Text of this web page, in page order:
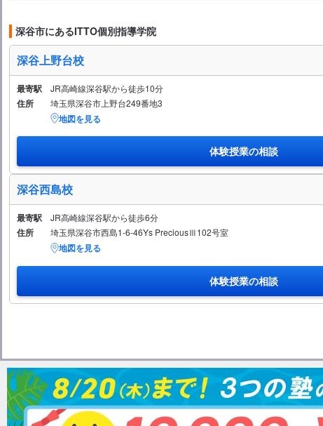
深谷市にあるITTO個別指導学院
深谷上野台校
最寄駅 JR高崎線深谷駅から徒歩10分
住所 埼玉県深谷市上野台249番地3
地図を見る
体験授業の相談
深谷西島校
最寄駅 JR高崎線深谷駅から徒歩6分
住所 埼玉県深谷市西島1-6-46Ys PreciousⅢ102号室
地図を見る
体験授業の相談